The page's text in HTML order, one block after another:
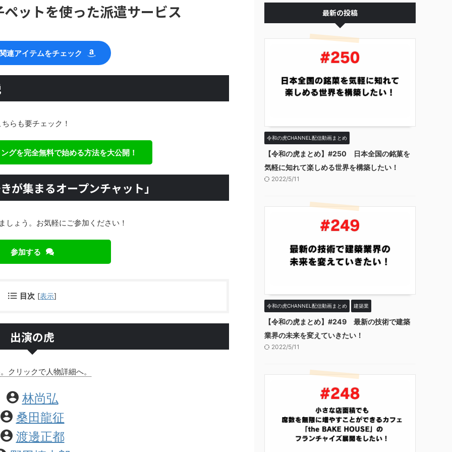
ットを使った派遣サービス
連アイテムをチェック
ちらも要チェック！
グを完全無料で始める方法を大公開！
が集まるオープンチャット」
しょう。お気軽にご参加ください！
参加する
目次 [表示]
出演の虎
クリックで人物詳細へ。
林尚弘
桑田龍征
渡邊正都
最新の投稿
令和の虎CHANNEL配信動画まとめ
【令和の虎まとめ】#250 日本全国の銘菓を
気軽に知れて楽しめる世界を構築したい！
2022/5/11
令和の虎CHANNEL配信動画まとめ 建築業
【令和の虎まとめ】#249 最新の技術で建築
業界の未来を変えていきたい！
2022/5/11